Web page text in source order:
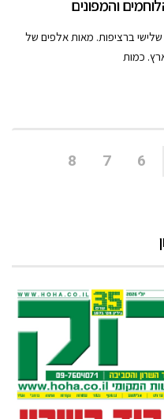
והמפונים
ברציפות. מאות אלפים של
כמות
6
7
8